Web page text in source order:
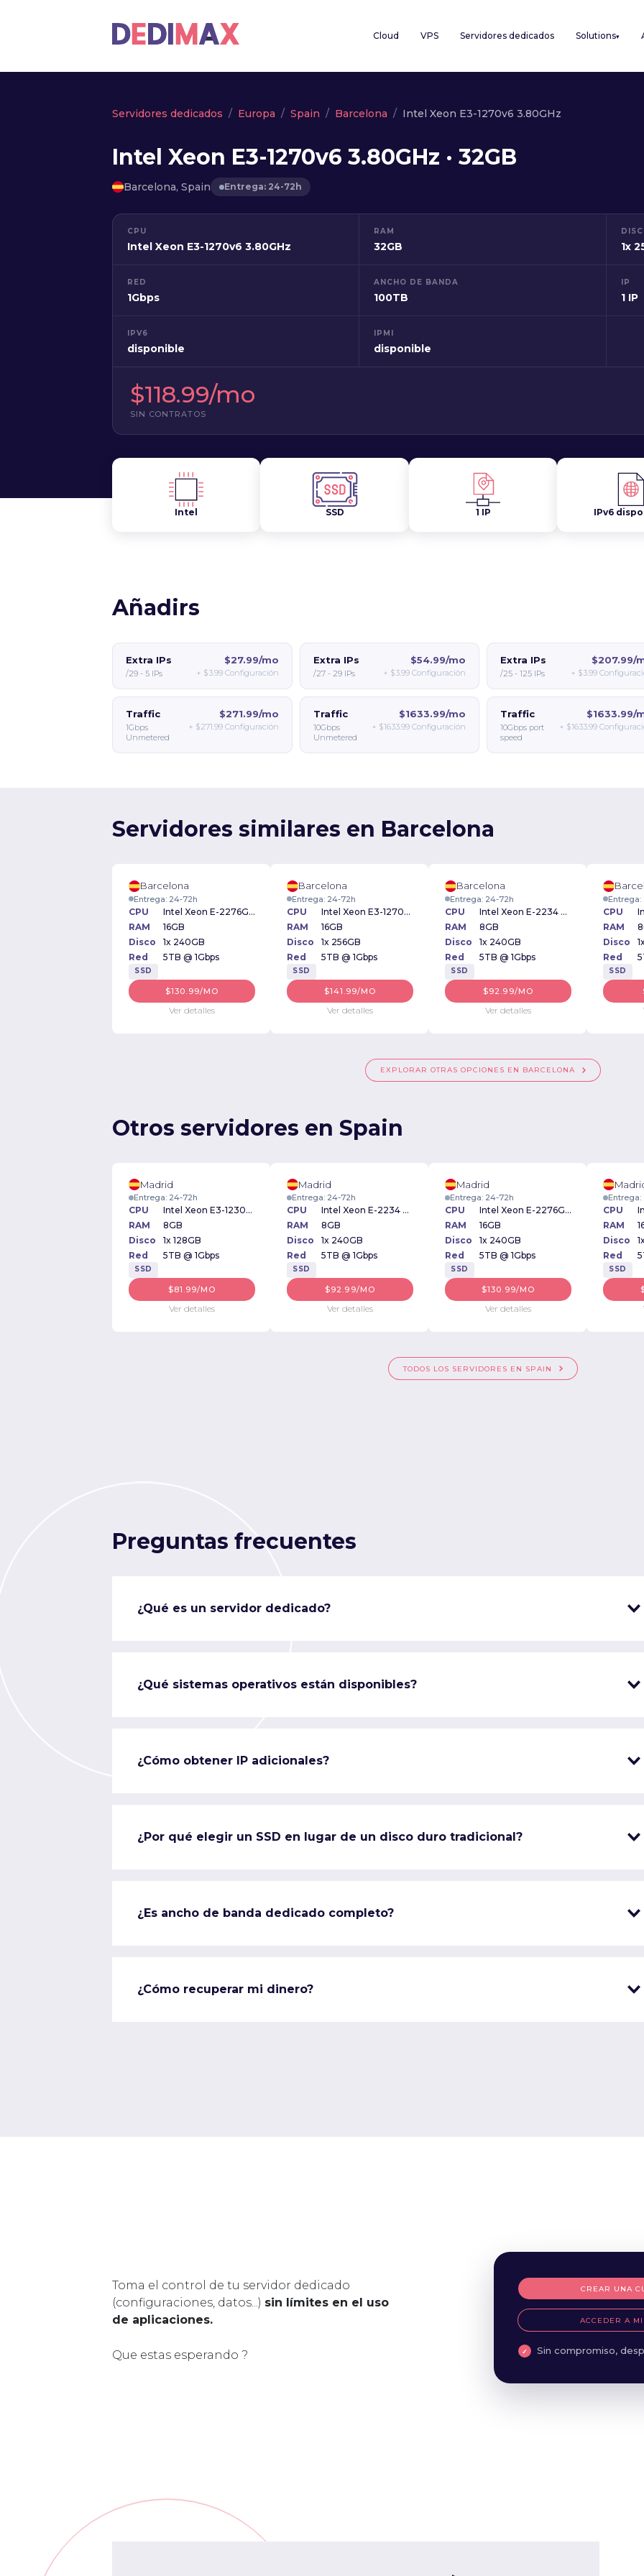
Cloud VPS Servidores dedicados Solutions▾
Servidores dedicados Europa Spain Barcelona Intel Xeon E3-1270v6 3.80GHz
Intel Xeon E3-1270v6 3.80GHz · 32GB
Barcelona, Spain Entrega: 24-72h
CPU
Intel Xeon E3-1270v6 3.80GHz
RAM
32GB 1x
RED
1Gbps
ANCHO DE BANDA
100TB
IP
1 IP
IPV6
disponible
IPMI
disponible
$118.99/mo
SIN CONTRATOS
Intel SSD 1 IP IPv6
Añadirs
Extra IPs
/29 - 5 IPs
$27.99/mo
+ $3.99Configuración
Extra IPs
/27 - 29 IPs
$54.99/mo
+ $3.99 Configuración
Extra IPs
/25 - 125 IPs
$207.99/
+ $3.99
Traffic
1Gbps
Unmetered
$271.99/mo
+ $271.99Configuración
Traffic
10Gbps
Unmetered
$1633.99/mo
+ $1633.99 Configuración
Traffic
10Gbps port
speed
$1633.99/
+ $1633.99
Servidores similares en Barcelona
Barcelona
Entrega: 24-72h
CPU
Intel Xeon E-2276G 3.80GHz
RAM
16GB
Disco
1x 240GB
Red
5TB @ 1Gbps
SSD
$130.99/MO
Ver detalles
Barcelona
Entrega: 24-72h
CPU
Intel Xeon E3-1270v2 3.50GHz
RAM
16GB
Disco
1x 256GB
Red
5TB @ 1Gbps
SSD
$141.99/MO
Ver detalles
Barcelona
Entrega: 24-72h
CPU
Intel Xeon E-2234 3.6GHz
RAM
8GB
Disco
1x 240GB
Red
5TB @ 1Gbps
SSD
$92.99/MO
Ver detalles
Entrega:
CPU
RAM
Disco
Red
SSD
EXPLORAR OTRAS OPCIONES EN BARCELONA
Otros servidores en Spain
Madrid
Entrega: 24-72h
CPU
Intel Xeon E3-1230v2 3.30GHz
RAM
8GB
Disco
1x 128GB
Red
5TB @ 1Gbps
SSD
$81.99/MO
Ver detalles
Madrid
Entrega: 24-72h
CPU
Intel Xeon E-2234 3.6GHz
RAM
8GB
Disco
1x 240GB
Red
5TB @ 1Gbps
SSD
$92.99/MO
Ver detalles
Madrid
Entrega: 24-72h
CPU
Intel Xeon E-2276G 3.80GHz
RAM
16GB
Disco
1x 240GB
Red
5TB @ 1Gbps
SSD
$130.99/MO
Ver detalles
Entrega:
CPU
RAM
Disco
Red
SSD
TODOS LOS SERVIDORES EN SPAIN
Preguntas frecuentes
¿Qué es un servidor dedicado?
¿Qué sistemas operativos están disponibles?
¿Cómo obtener IP adicionales?
¿Por qué elegir un SSD en lugar de un disco duro tradicional?
¿Es ancho de banda dedicado completo?
¿Cómo recuperar mi dinero?
Toma el control de tu servidor dedicado
(configuraciones, datos...) sin límites en el uso
de aplicaciones.
Que estas esperando ?
CREAR UNA
ACCEDER A
Sin compromiso,